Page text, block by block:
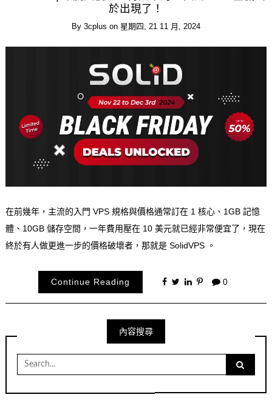
於出現了！
By 3cplus on 星期四, 21 11 月, 2024
在前幾年，主流的入門 VPS 規格與價格通常訂在 1 核心、1GB 記憶
體、10GB 儲存空間，一年費用壓在 10 美元就已經非常便宜了，現在
終於有人做更進一步的價格破壞者，那就是 SolidVPS 。
Continue Reading 0
內容搜尋
Search
for: